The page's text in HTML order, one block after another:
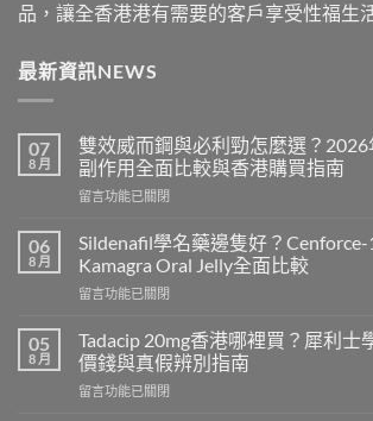
品，讓全香港港有需要的客戶享受性福生
最新資訊NEWS
07
8 月
雙效威而鋼與必利勁怎麼選？2026
副作用全面比較與香港購買指南
在
效
威
而
鋼
必
利
勁
怎
留言功能已關閉
06
8 月
Sildenafil學名藥邊隻好？
Kamagra Oral Jelly全面比較
在
學
名
藥
邊
留言功能已關閉
05
8 月
Tadacip 20mg香港哪裡買？犀利士
價錢與真假辨別指南
在
留言功能已關閉